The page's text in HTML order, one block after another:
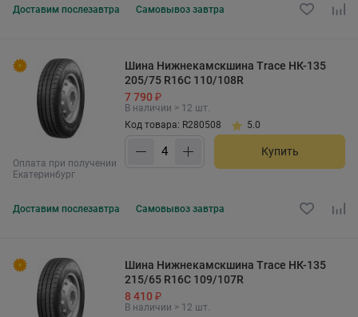
Доставим послезавтра Самовывоз завтра
Оплата при получении
Екатеринбург
Шина Нижнекамскшина Trace НК-135
205/75 R16C 110/108R
7 790 ₽
В наличии > 12 шт.
Код товара: R280508
5.0
Купить
Доставим послезавтра Самовывоз завтра
Шина Нижнекамскшина Trace НК-135
215/65 R16C 109/107R
8 410 ₽
В наличии > 12 шт.